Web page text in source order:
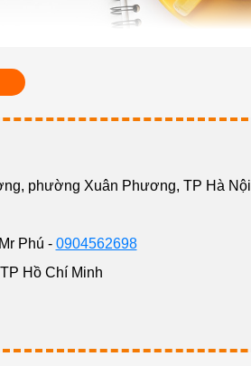
phường Xuân Phương, TP Hà Nội
Phú - 0904562698
Hồ Chí Minh